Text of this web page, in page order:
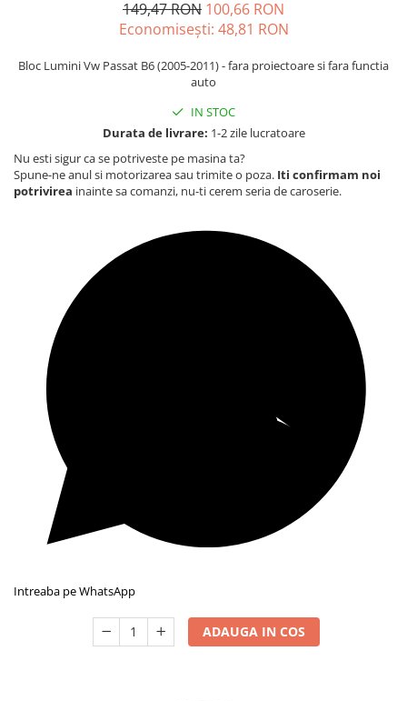
Accesorii Electronice Auto
Incarcatoare Auto
Accesorii pentru Roti si Anvelope
Organizatoare Auto
149,47 RON 100,66 RON
Economisești: 48,81 RON
Bloc Lumini Vw Passat B6 (2005-2011) - fara proiectoare si fara functia
auto
IN STOC
Durata de livrare: 1-2 zile lucratoare
Nu esti sigur ca se potriveste pe masina ta?
Spune-ne anul si motorizarea sau trimite o poza. Iti confirmam noi
potrivirea inainte sa comanzi, nu-ti cerem seria de caroserie.
Intreaba pe WhatsApp
ADAUGA IN COS